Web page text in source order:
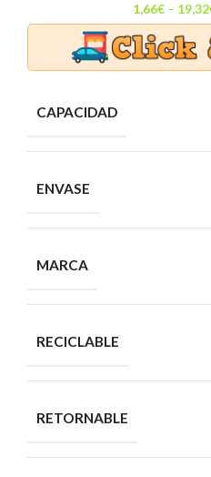
1,66€ – 19,32
CAPACIDAD
ENVASE
MARCA
RECICLABLE
RETORNABLE